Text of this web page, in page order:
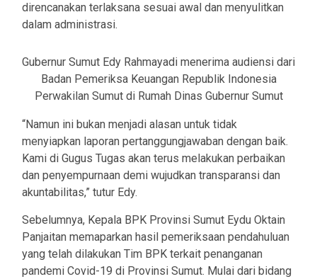
direncanakan terlaksana sesuai awal dan menyulitkan
dalam administrasi.
Gubernur Sumut Edy Rahmayadi menerima audiensi dari
Badan Pemeriksa Keuangan Republik Indonesia
Perwakilan Sumut di Rumah Dinas Gubernur Sumut
“Namun ini bukan menjadi alasan untuk tidak
menyiapkan laporan pertanggungjawaban dengan baik.
Kami di Gugus Tugas akan terus melakukan perbaikan
dan penyempurnaan demi wujudkan transparansi dan
akuntabilitas,” tutur Edy.
Sebelumnya, Kepala BPK Provinsi Sumut Eydu Oktain
Panjaitan memaparkan hasil pemeriksaan pendahuluan
yang telah dilakukan Tim BPK terkait penanganan
pandemi Covid-19 di Provinsi Sumut. Mulai dari bidang